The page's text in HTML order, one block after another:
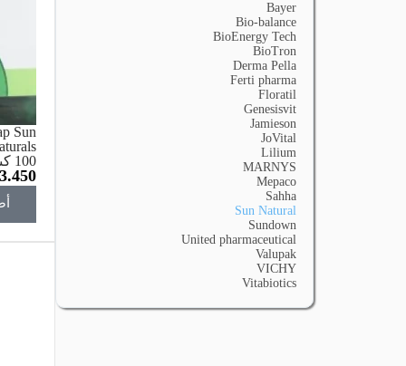
Bayer
Bio-balance
BioEnergy Tech
BioTron
Derma Pella
Ferti pharma
Floratil
Genesisvit
Jamieson
JoVital
Lilium
MARNYS
Mepaco
Sahha
Sun Natural
Sundown
United pharmaceutical
Valupak
VICHY
Vitabiotics
Sun